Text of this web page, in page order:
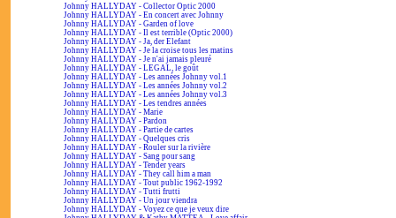
Johnny HALLYDAY - Collector Optic 2000
Johnny HALLYDAY - En concert avec Johnny
Johnny HALLYDAY - Garden of love
Johnny HALLYDAY - Il est terrible (Optic 2000)
Johnny HALLYDAY - Ja, der Elefant
Johnny HALLYDAY - Je la croise tous les matins
Johnny HALLYDAY - Je n'ai jamais pleuré
Johnny HALLYDAY - LEGAL, le goût
Johnny HALLYDAY - Les années Johnny vol.1
Johnny HALLYDAY - Les années Johnny vol.2
Johnny HALLYDAY - Les années Johnny vol.3
Johnny HALLYDAY - Les tendres années
Johnny HALLYDAY - Marie
Johnny HALLYDAY - Pardon
Johnny HALLYDAY - Partie de cartes
Johnny HALLYDAY - Quelques cris
Johnny HALLYDAY - Rouler sur la rivière
Johnny HALLYDAY - Sang pour sang
Johnny HALLYDAY - Tender years
Johnny HALLYDAY - They call him a man
Johnny HALLYDAY - Tout public 1962-1992
Johnny HALLYDAY - Tutti frutti
Johnny HALLYDAY - Un jour viendra
Johnny HALLYDAY - Voyez ce que je veux dire